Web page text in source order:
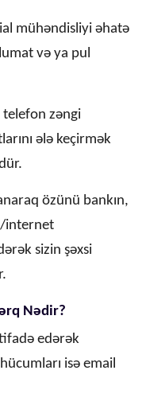
mühəndisliyi əhatə
və ya pul
telefon zəngi
ələ keçirmək
özünü bankın,
internet
sizin şəxsi
Nədir?
edərək
isə email